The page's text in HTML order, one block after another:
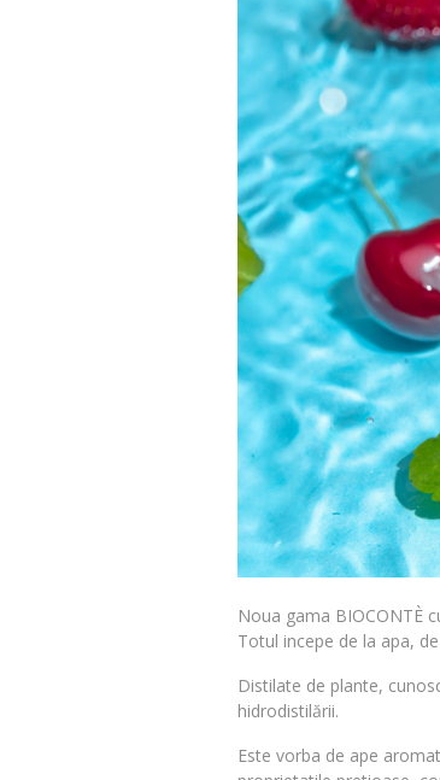
Noua gama BIOCONTÈ
Totul incepe de la apa,
Distilate de plante,
hidrodistilării.
Este vorba de ape